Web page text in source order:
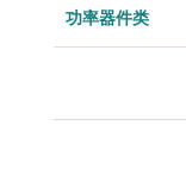
功率器件类